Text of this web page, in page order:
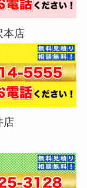
本店
店